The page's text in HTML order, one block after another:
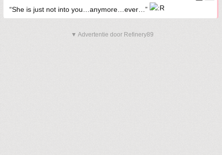
“She is just not into you…anymore…ever…”
▼ Advertentie door Refinery89